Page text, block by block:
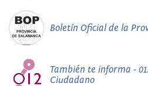
Boletín Oficial de la
También te informa -
Ciudadano